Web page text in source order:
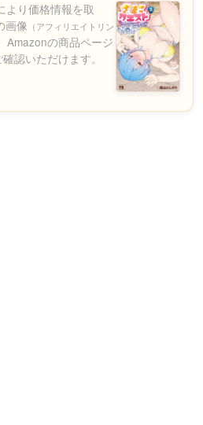
より価格情報を取
画像 （アフィリエイトリン
Amazonの商品ページ
認いただけます。